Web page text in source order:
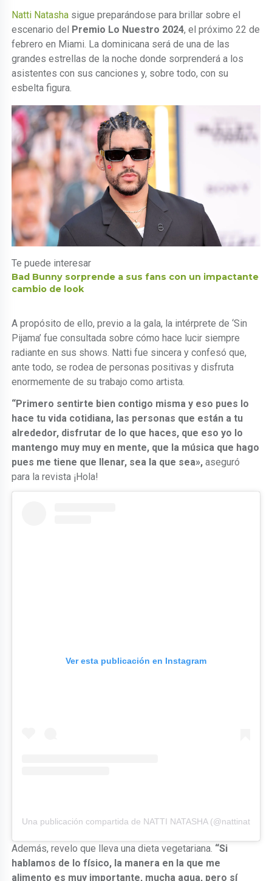
Natti Natasha sigue preparándose para brillar sobre el
escenario del Premio Lo Nuestro 2024, el próximo 22 de
febrero en Miami. La dominicana será de una de las
grandes estrellas de la noche donde sorprenderá a los
asistentes con sus canciones y, sobre todo, con su
esbelta figura.
Te puede interesar
Bad Bunny sorprende a sus fans con un impactante
cambio de look
A propósito de ello, previo a la gala, la intérprete de ‘Sin
Pijama’ fue consultada sobre cómo hace lucir siempre
radiante en sus shows. Natti fue sincera y confesó que,
ante todo, se rodea de personas positivas y disfruta
enormemente de su trabajo como artista.
“Primero sentirte bien contigo misma y eso pues lo
hace tu vida cotidiana, las personas que están a tu
alrededor, disfrutar de lo que haces, que eso yo lo
mantengo muy muy en mente, que la música que hago
pues me tiene que llenar, sea la que sea», aseguró
para la revista ¡Hola!
Ver esta publicación en Instagram
Una publicación compartida de NATTI NATASHA (@nattinatasha)
Además, revelo que lleva una dieta vegetariana. “Si
hablamos de lo físico, la manera en la que me
alimento es muy importante, mucha agua, pero sí